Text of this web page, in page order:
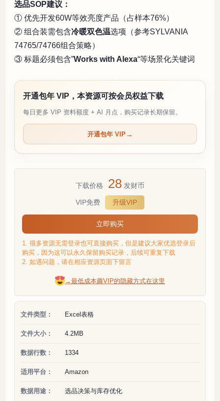
选品SOP建议：
① 优先开发60W等效亮度产品（占样本76%）
② 组合装需包含冷暖双色温选项（参考SYLVANIA
74765/74766组合策略）
③ 标题必须包含”Works with Alexa“等场景化关键词
开通包年 VIP，本资源可按会员权益下载
每日更多 VIP 资料额度 + AI 月点，购买记录长期保留。
开通包年 VIP
下载价格 28 发财币
VIP免费 升级VIP
立即购买
1. 很多资源无需登录也可直接购买，但是建议大家优选登录后
购买，因为这可以永久保留购买记录，后续可重复下载
2. 如遇问题，请在相应资源页面下留言
→最低成本薅VIP的隐藏方式在这里
文件类型： Excel表格
文件大小： 4.2MB
数据行数： 1334
适用平台： Amazon
数据用途： 选品决策与库存优化